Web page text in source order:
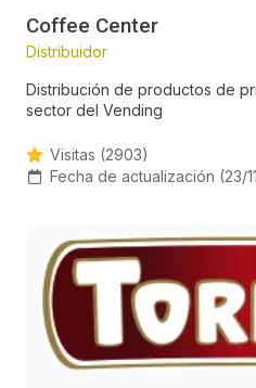
Coffee Center
Distribuidor
Distribución de productos de
sector del Vending
Visitas (2903)
Fecha de actualización (23/